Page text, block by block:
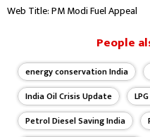
Web Title: PM Modi Fuel Appeal
People
energy conservation India
India Oil Crisis Update
Petrol Diesel Saving India